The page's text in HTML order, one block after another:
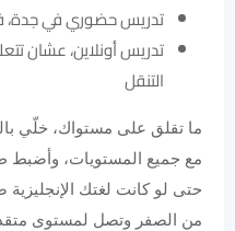
تدريس حضوري في
تدريس أونلاين، عشان
التنقل
ما تقلق على مستواك، خلّي
مع جميع المستويات،
حتى لو كانت لغتك الإنجليزية
من الصفر وتصل لمستوى